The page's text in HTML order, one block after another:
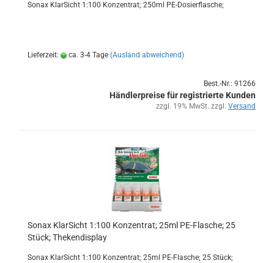
Sonax Klar­Sicht 1:100 Kon­zen­trat; 250ml PE-​Dosierflasche;
Lieferzeit: ca. 3-4 Tage (Ausland abweichend)
Best.-Nr.: 91266
Händlerpreise für registrierte Kunden
zzgl. 19% MwSt. zzgl. Versand
Sonax Klar­Sicht 1:100 Kon­zen­trat; 25ml PE-​Fla­sche; 25
Stück; The­ken­dis­play
Sonax Klar­Sicht 1:100 Kon­zen­trat; 25ml PE-​Flasche; 25 Stück;